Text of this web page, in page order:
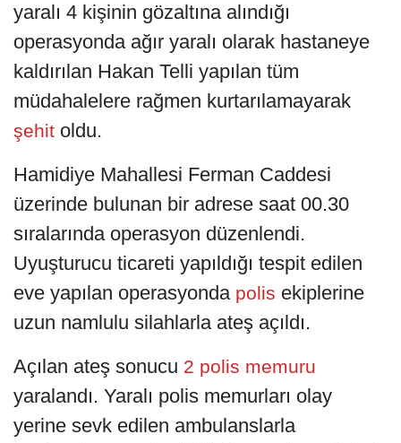
yaralı 4 kişinin gözaltına alındığı
operasyonda ağır yaralı olarak hastaneye
kaldırılan Hakan Telli yapılan tüm
müdahalelere rağmen kurtarılamayarak
şehit oldu.
Hamidiye Mahallesi Ferman Caddesi
üzerinde bulunan bir adrese saat 00.30
sıralarında operasyon düzenlendi.
Uyuşturucu ticareti yapıldığı tespit edilen
eve yapılan operasyonda polis ekiplerine
uzun namlulu silahlarla ateş açıldı.
Açılan ateş sonucu 2 polis memuru
yaralandı. Yaralı polis memurları olay
yerine sevk edilen ambulanslarla